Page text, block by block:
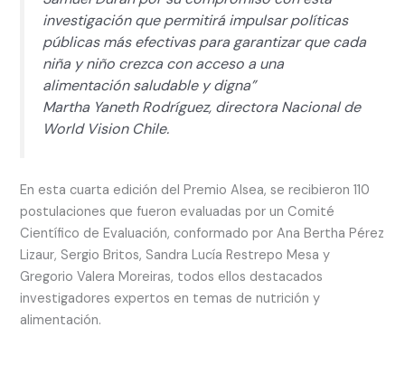
investigación que permitirá impulsar políticas
públicas más efectivas para garantizar que cada
niña y niño crezca con acceso a una
alimentación saludable y digna”
Martha Yaneth Rodríguez, directora Nacional de
World Vision Chile.
En esta cuarta edición del Premio Alsea, se recibieron 110
postulaciones que fueron evaluadas por un Comité
Científico de Evaluación, conformado por Ana Bertha Pérez
Lizaur, Sergio Britos, Sandra Lucía Restrepo Mesa y
Gregorio Valera Moreiras, todos ellos destacados
investigadores expertos en temas de nutrición y
alimentación.